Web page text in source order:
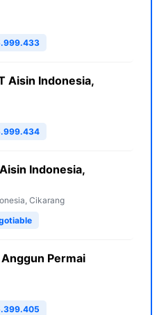
Aisin Indonesia,
Indonesia,
Cikarang
Permai